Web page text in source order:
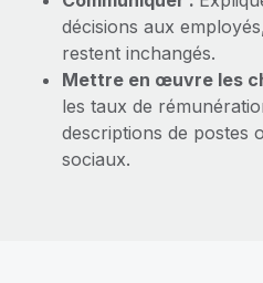
décisions aux
restent inchangés.
Mettre en œuvre les
les taux de
descriptions de postes
sociaux.